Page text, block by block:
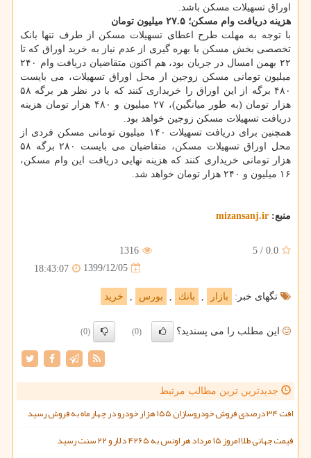
اوراق تسهیلات مسکن باشد.
هزینه دریافت وام مسکن؛ ۲۷.۵ میلیون تومان
با توجه به مهلت طرح اعطای تسهیلات مسکن از طرف تنها بانک
تخصصی بخش مسکن با بهره گیری از عدم نیاز به خرید اوراق که تا
۲۲ بهمن امسال در جریان بود، هم اکنون متقاضیان دریافت وام ۲۴۰
میلیون تومانی مسکن زوجین از محل اوراق تسهیلات، می بایست
۴۸۰ برگه از این اوراق را خریداری کنند که با در نظر هر برگه ۵۸
هزار تومان (به طور میانگین)، ۲۷ میلیون و ۴۸۰ هزار تومان هزینه
دریافت تسهیلات مسکن زوجین خواهد بود.
همچنین برای دریافت تسهیلات ۱۴۰ میلیون تومانی مسکن فردی از
محل اوراق تسهیلات مسکن، متقاضیان می بایست ۲۸۰ برگه ۵۸
هزار تومانی خریداری کنند که هزینه نهایی دریافت این وام مسکن،
۱۶ میلیون و ۲۴۰ هزار تومان خواهد شد.
منبع: mizansanj.ir
0.0
/
5
1316
1399/12/05
18:43:07
تگهای خبر: بازار , بانك , بورس , خرید
این مطلب را می پسندید؟ (0)
(0)
جدیدترین ترین مطالب مرتبط
افت ۳۴ درصدی فروش خودروسازان ۱۵۵ هزار خودرو در چهار ماه به فروش رسید
قیمت جهانی طلا امروز ۱۵ مرداد هر اونس به ۴۲۶۵ دلار و ۲۲ سنت رسید